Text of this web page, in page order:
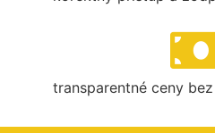
transparentné ceny